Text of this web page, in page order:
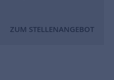
ZUM STELLENANGEBOT